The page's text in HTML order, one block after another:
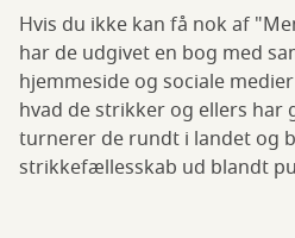
Hvis du ikke kan få nok af
har de udgivet en bog med
hjemmeside og sociale
hvad de strikker og ellers har
turnerer de rundt i landet og
strikkefællesskab ud blandt